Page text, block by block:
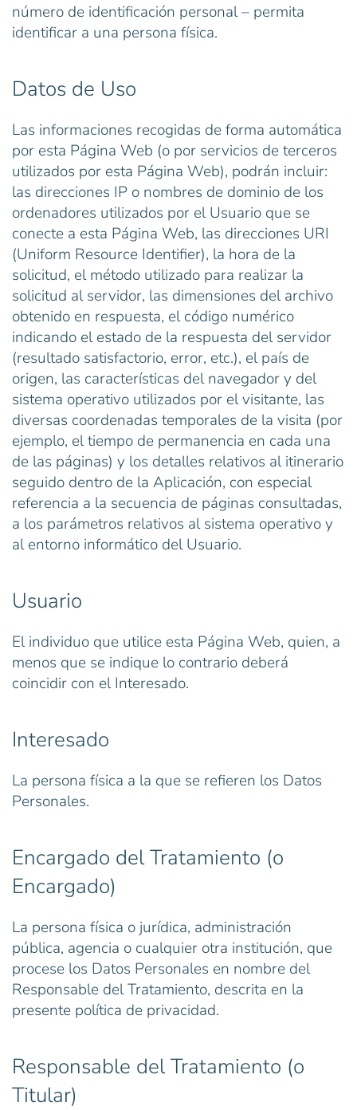
número de identificación personal – permita
identificar a una persona física.
Datos de Uso
Las informaciones recogidas de forma automática
por esta Página Web (o por servicios de terceros
utilizados por esta Página Web), podrán incluir:
las direcciones IP o nombres de dominio de los
ordenadores utilizados por el Usuario que se
conecte a esta Página Web, las direcciones URI
(Uniform Resource Identifier), la hora de la
solicitud, el método utilizado para realizar la
solicitud al servidor, las dimensiones del archivo
obtenido en respuesta, el código numérico
indicando el estado de la respuesta del servidor
(resultado satisfactorio, error, etc.), el país de
origen, las características del navegador y del
sistema operativo utilizados por el visitante, las
diversas coordenadas temporales de la visita (por
ejemplo, el tiempo de permanencia en cada una
de las páginas) y los detalles relativos al itinerario
seguido dentro de la Aplicación, con especial
referencia a la secuencia de páginas consultadas,
a los parámetros relativos al sistema operativo y
al entorno informático del Usuario.
Usuario
El individuo que utilice esta Página Web, quien, a
menos que se indique lo contrario deberá
coincidir con el Interesado.
Interesado
La persona física a la que se refieren los Datos
Personales.
Encargado del Tratamiento (o
Encargado)
La persona física o jurídica, administración
pública, agencia o cualquier otra institución, que
procese los Datos Personales en nombre del
Responsable del Tratamiento, descrita en la
presente política de privacidad.
Responsable del Tratamiento (o
Titular)